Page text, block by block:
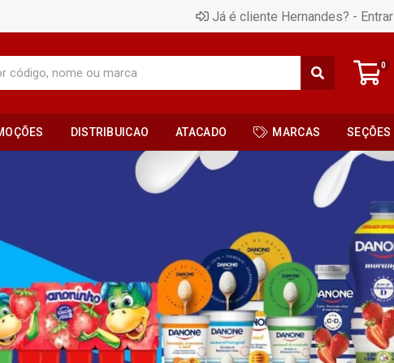
Já é cliente Hernandes? - Entrar
0
DISTRIBUICAO ATACADO MARCAS SEÇÕES